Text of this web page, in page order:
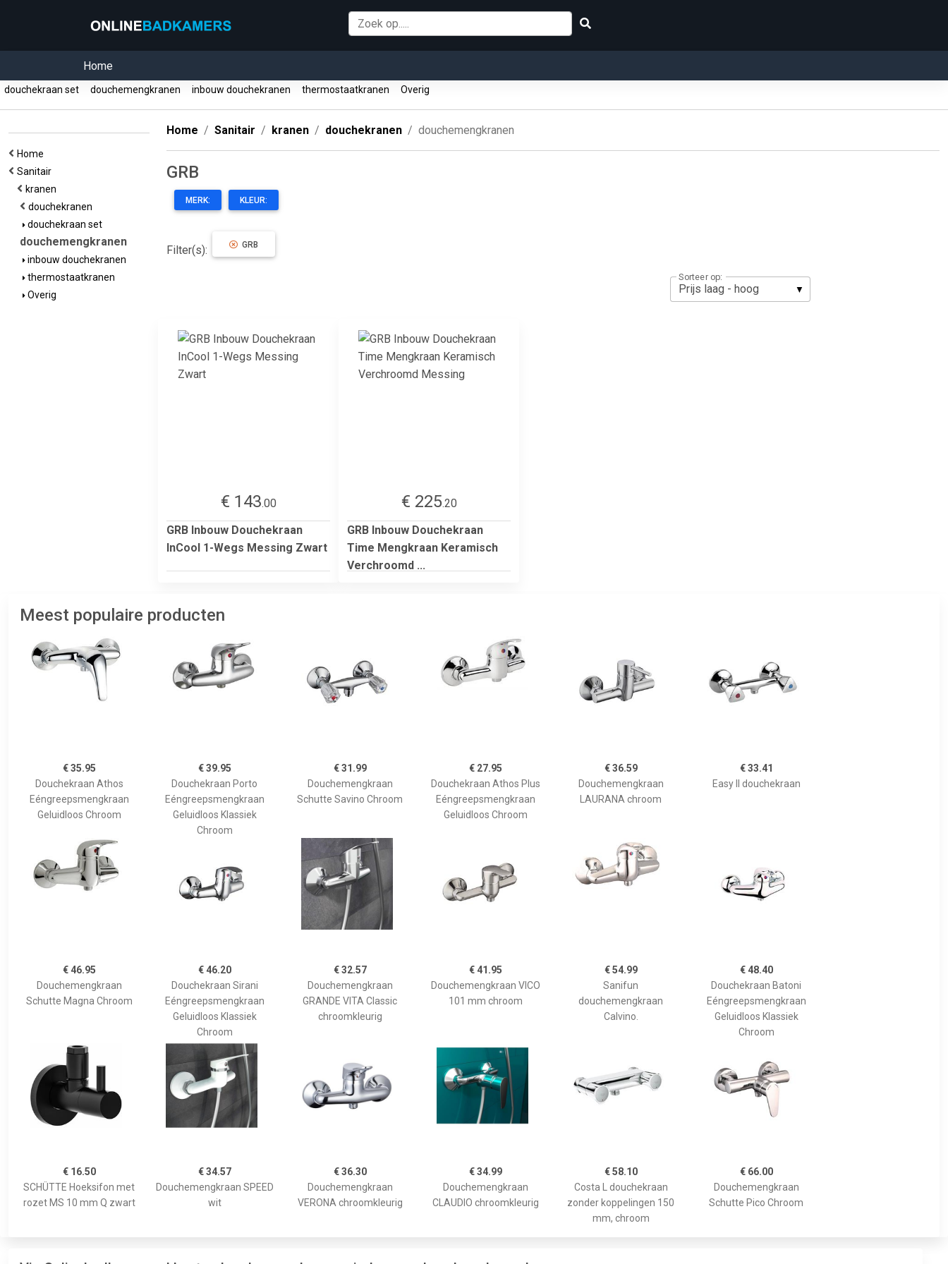
Home
douchekraan set douchemengkranen inbouw douchekranen thermostaatkranen Overig
Home
Sanitair
kranen
douchekranen
douchekraan set
douchemengkranen
inbouw douchekranen
thermostaatkranen
Overig
Home Sanitair kranen douchekranen douchemengkranen
GRB
MERK: KLEUR:
Filter(s): GRB
Sorteer op:
€ 143.00
GRB Inbouw Douchekraan
InCool 1-Wegs Messing Zwart
€ 225.20
GRB Inbouw Douchekraan
Time Mengkraan Keramisch
Verchroomd ...
Meest populaire producten
€ 35.95
Douchekraan Athos
Eéngreepsmengkraan
Geluidloos Chroom
€ 39.95
Douchekraan Porto
Eéngreepsmengkraan
Geluidloos Klassiek
Chroom
€ 31.99
Douchemengkraan
Schutte Savino Chroom
€ 27.95
Douchekraan Athos Plus
Eéngreepsmengkraan
Geluidloos Chroom
€ 36.59
Douchemengkraan
LAURANA chroom
€ 33.41
Easy II douchekraan
€ 46.95
Douchemengkraan
Schutte Magna Chroom
€ 46.20
Douchekraan Sirani
Eéngreepsmengkraan
Geluidloos Klassiek
Chroom
€ 32.57
Douchemengkraan
GRANDE VITA Classic
chroomkleurig
€ 41.95
Douchemengkraan VICO
101 mm chroom
€ 54.99
Sanifun
douchemengkraan
Calvino.
€ 48.40
Douchekraan Batoni
Eéngreepsmengkraan
Geluidloos Klassiek
Chroom
€ 16.50
SCHÜTTE Hoeksifon met
rozet MS 10 mm Q zwart
€ 34.57
Douchemengkraan SPEED
wit
€ 36.30
Douchemengkraan
VERONA chroomkleurig
€ 34.99
Douchemengkraan
CLAUDIO chroomkleurig
€ 58.10
Costa L douchekraan
zonder koppelingen 150
mm, chroom
€ 66.00
Douchemengkraan
Schutte Pico Chroom